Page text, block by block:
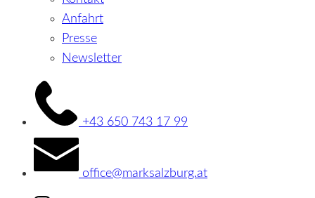
Anfahrt
Presse
Newsletter
+43 650 743 17 99
office@marksalzburg.at